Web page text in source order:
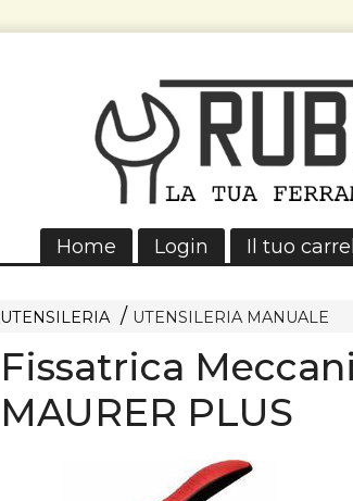
Home Login Il tuo
UTENSILERIA UTENSILERIA MANUALE
Fissatrica
MAURER PLUS